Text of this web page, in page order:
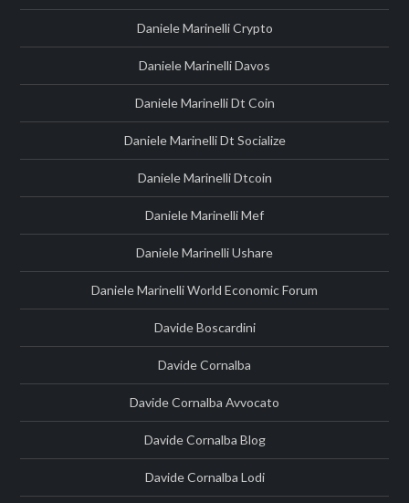
Daniele Marinelli Crypto
Daniele Marinelli Davos
Daniele Marinelli Dt Coin
Daniele Marinelli Dt Socialize
Daniele Marinelli Dtcoin
Daniele Marinelli Mef
Daniele Marinelli Ushare
Daniele Marinelli World Economic Forum
Davide Boscardini
Davide Cornalba
Davide Cornalba Avvocato
Davide Cornalba Blog
Davide Cornalba Lodi